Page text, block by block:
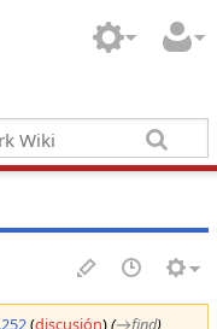
(discusión)(→‎find)